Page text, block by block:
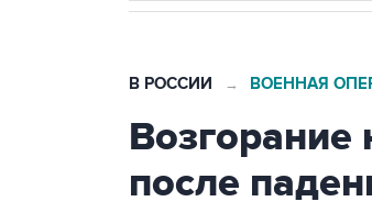
В РОССИИ → ВОЕННАЯ
после